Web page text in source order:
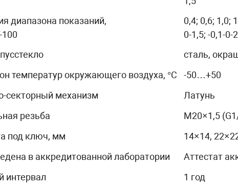
диапазона показаний,
0,4; 0,6; 1,0;
0-1,5; -0,1-0-
сталь,
температур окружающего воздуха, °С
-50…+50
секторный механизм
Латунь
резьба
М20×1,5
под ключ, мм
14×14,
в аккредитованной лаборатории
Аттестат
интервал
1 год